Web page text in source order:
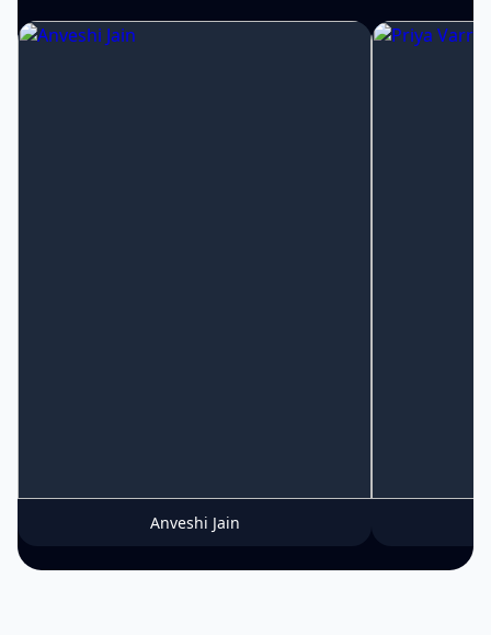
Anveshi Jain